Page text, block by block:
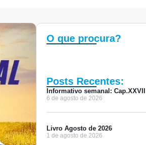
O que procura?
Posts Recentes:
Informativo semanal: Cap.XXVII
6 de agosto de 2026
Livro Agosto de 2026
1 de agosto de 2026